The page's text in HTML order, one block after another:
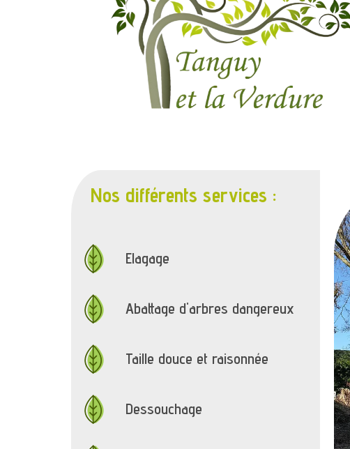
Nos différents services :
Elagage
Abattage d'arbres dangereux
Taille douce et raisonnée
Dessouchage